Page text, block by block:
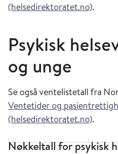
(helsedirektoratet.no).
Psykisk
og unge
Se også ventelistetall fra
Ventetider og
(helsedirektoratet.no).
Nøkkeltall for psykisk